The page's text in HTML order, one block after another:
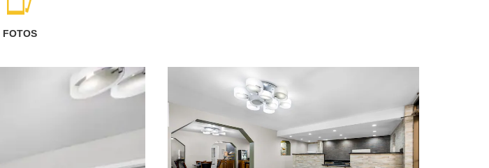
FOTOS